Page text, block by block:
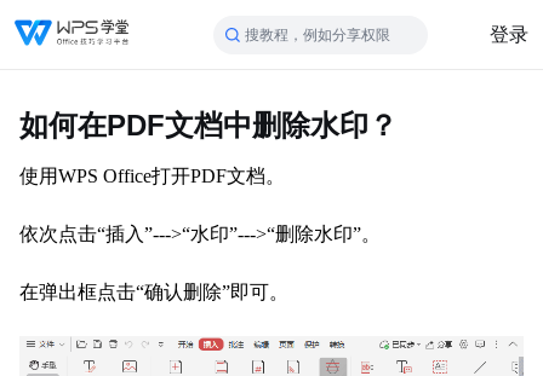
搜教程，例如分享权限 登录
如何在PDF文档中删除水印？
使用WPS Office打开PDF文档。
依次点击“插入”--->“水印”--->“删除水印”。
在弹出框点击“确认删除”即可。